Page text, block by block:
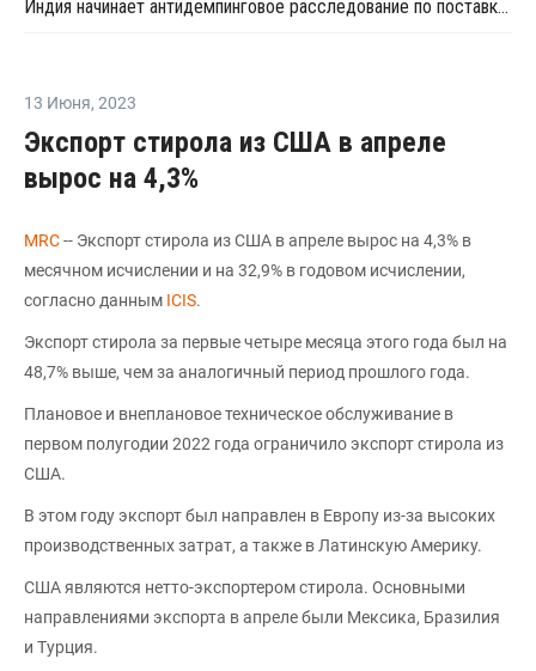
Индия начинает антидемпинговое расследование по поставкам ПВХ-смол из ЕС и Японии
13 Июня, 2023
Экспорт стирола из США в апреле
вырос на 4,3%
MRC-- Экспорт стирола из США в апреле вырос на 4,3% в
месячном исчислении и на 32,9% в годовом исчислении,
согласно данным ICIS.
Экспорт стирола за первые четыре месяца этого года был на
48,7% выше, чем за аналогичный период прошлого года.
Плановое и внеплановое техническое обслуживание в
первом полугодии 2022 года ограничило экспорт стирола из
США.
В этом году экспорт был направлен в Европу из-за высоких
производственных затрат, а также в Латинскую Америку.
США являются нетто-экспортером стирола. Основными
направлениями экспорта в апреле были Мексика, Бразилия
и Турция.